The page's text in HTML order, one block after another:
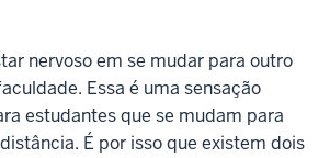
nervoso em se mudar para outro
Essa é uma sensação
estudantes que se mudam para
É por isso que existem dois